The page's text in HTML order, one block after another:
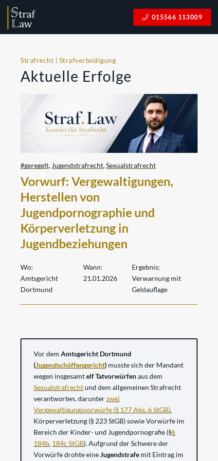
015566 113009
Strafrecht | Strafverteidigung
Aktuelle Erfolge
#geregelt, Jugendstrafrecht,Sexualstrafrecht
Vorwurf: Vergewaltigungen,
Herstellen von
Jugendpornographie und
Körperverletzung in
Jugendbeziehungen
Wo:
Amtsgericht
Dortmund
Wann:
21.01.2026
Ergebnis:
Verwarnung mit
Geldauflage
Vor demAmtsgericht Dortmund
(Jugendschöffengericht) musste sich der Mandant
wegen insgesamtelf Tatvorwürfenaus dem
Sexualstrafrechtund dem allgemeinen Strafrecht
verantworten, darunterzwei
Vergewaltigungsvorwürfe (§ 177 Abs. 6 StGB),
Körperverletzung (§ 223 StGB) sowie Vorwürfe im
Bereich der Kinder- und Jugendpornografie (§§
184b, 184c StGB). Aufgrund der Schwere der
Vorwürfe drohte eineJugendstrafe mit Eintrag im